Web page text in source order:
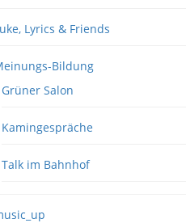
Lyrics & Friends
Bildung
Grüner Salon
Kamingespräche
Talk im Bahnhof